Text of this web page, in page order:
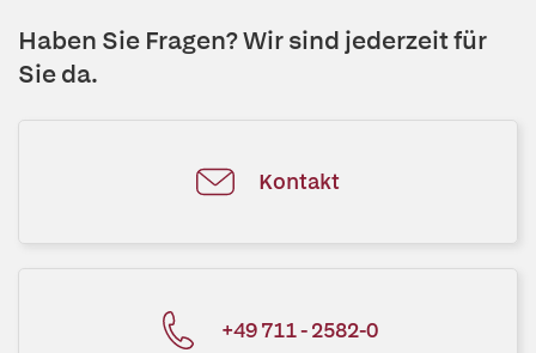
Haben Sie Fragen? Wir sind jederzeit für
Sie da.
Kontakt
+49 711 - 2582-0